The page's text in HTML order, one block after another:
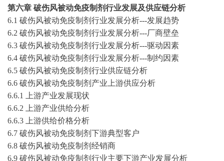
第六章 破伤风被动免疫制剂行业发展及供应链分析
6.1 破伤风被动免疫制剂 行业发展分析---发展趋势
6.2 破伤风被动免疫制剂 行业发展分析---厂商壁垒
6.3 破伤风被动免疫制剂 行业发展分析---驱动因素
6.4 破伤风被动免疫制剂 行业发展分析---制约因素
6.5 破伤风被动免疫制剂 行业供应链分析
6.6 破伤风被动免疫制剂 产业上游供应分析
6.6.1 上游产业发展现状
6.6.2 上游产业供给分析
6.6.3 上游供给价格分析
6.7 破伤风被动免疫制剂 下游典型客户
6.8 破伤风被动免疫制剂 经销商
6.9 破伤风被动免疫制剂 行业主要下游产业发展分析